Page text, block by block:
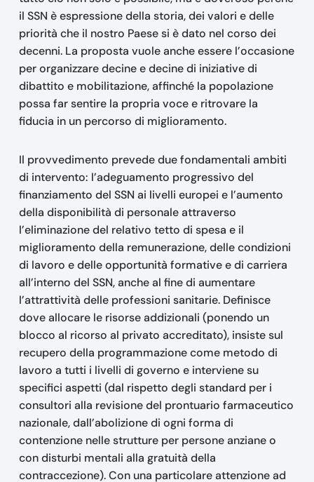
il SSN è espressione della storia, dei valori e delle
priorità che il nostro Paese si è dato nel corso dei
decenni. La proposta vuole anche essere l’occasione
per organizzare decine e decine di iniziative di
dibattito e mobilitazione, affinché la popolazione
possa far sentire la propria voce e ritrovare la
fiducia in un percorso di miglioramento.
Il provvedimento prevede due fondamentali ambiti
di intervento: l’adeguamento progressivo del
finanziamento del SSN ai livelli europei e l’aumento
della disponibilità di personale attraverso
l’eliminazione del relativo tetto di spesa e il
miglioramento della remunerazione, delle condizioni
di lavoro e delle opportunità formative e di carriera
all’interno del SSN, anche al fine di aumentare
l’attrattività delle professioni sanitarie. Definisce
dove allocare le risorse addizionali (ponendo un
blocco al ricorso al privato accreditato), insiste sul
recupero della programmazione come metodo di
lavoro a tutti i livelli di governo e interviene su
specifici aspetti (dal rispetto degli standard per i
consultori alla revisione del prontuario farmaceutico
nazionale, dall’abolizione di ogni forma di
contenzione nelle strutture per persone anziane o
con disturbi mentali alla gratuità della
contraccezione). Con una particolare attenzione ad